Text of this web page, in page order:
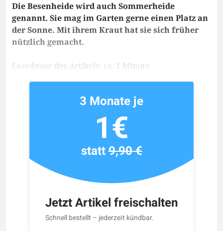
Die Besenheide wird auch Sommerheide
genannt. Sie mag im Garten gerne einen Platz an
der Sonne. Mit ihrem Kraut hat sie sich früher
nützlich gemacht.
Lesedauer des Artikels: ca. 1 Minute
Jetzt Artikel freischalten
Schnell bestellt – jederzeit kündbar.
3 Monate je
1€
statt9,90 €